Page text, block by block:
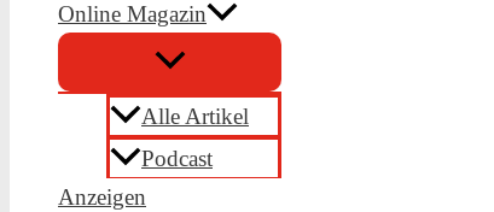
Online Magazin
Alle Artikel
Podcast
Anzeigen